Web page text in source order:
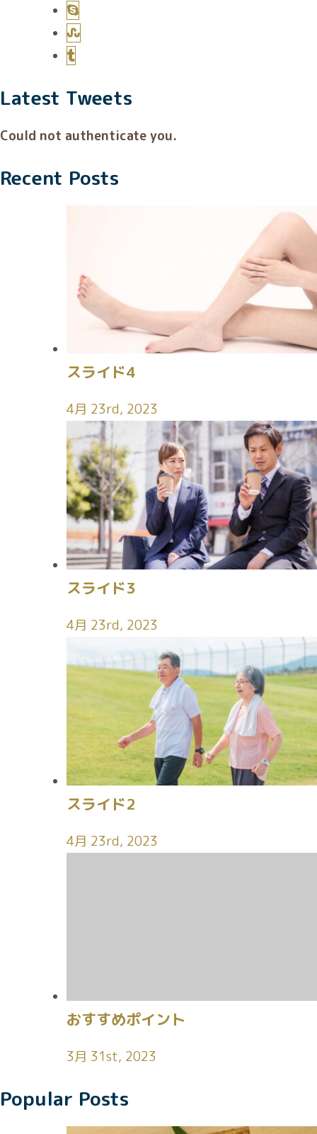
Latest Tweets
Could not authenticate you.
Recent Posts
スライド4
4月 23rd, 2023
スライド3
4月 23rd, 2023
スライド2
4月 23rd, 2023
おすすめポイント
3月 31st, 2023
Popular Posts